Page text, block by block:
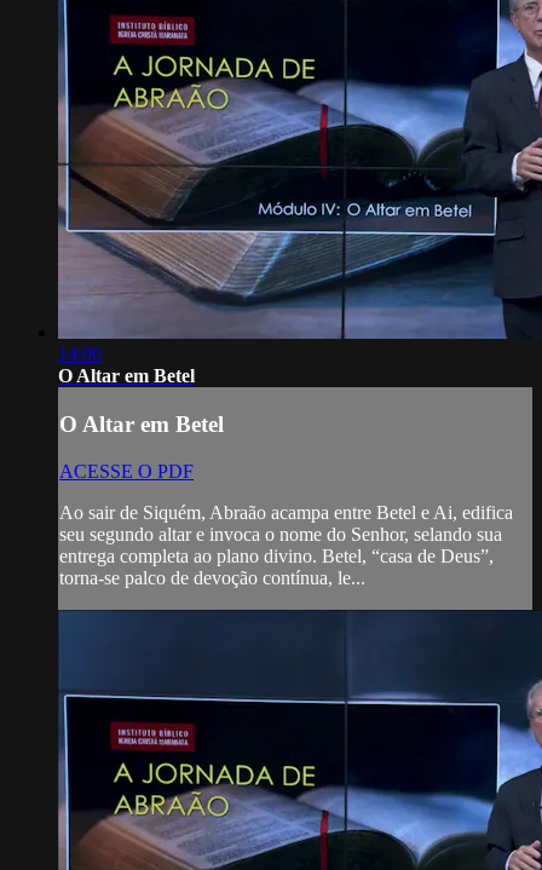
14:00
O Altar em Betel
O Altar em Betel
ACESSE O PDF
Ao sair de Siquém, Abraão acampa entre Betel e Ai, edifica
seu segundo altar e invoca o nome do Senhor, selando sua
entrega completa ao plano divino. Betel, “casa de Deus”,
torna-se palco de devoção contínua, le...